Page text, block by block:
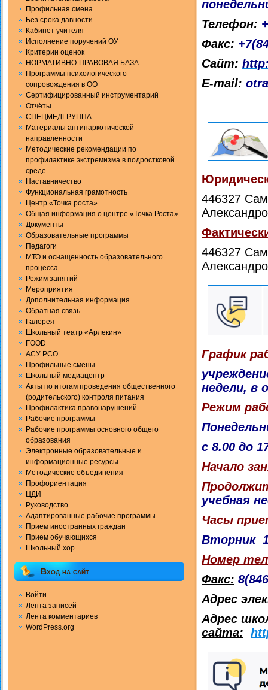
Профильная смена
Без срока давности
Кабинет учителя
Исполнение поручений ОУ
Критерии оценок
НОРМАТИВНО-ПРАВОВАЯ БАЗА
Программы психологического
сопровождения в ОО
Сертифицированный инструментарий
Отчёты
СПЕЦМЕДГРУППА
Материалы антинаркотической
направленности
Методические рекомендации по
профилактике экстремизма в подростковой
среде
Наставничество
Функциональная грамотность
Центр «Точка роста»
Общая информация о центре «Точка Роста»
Документы
Образовательные программы
Педагоги
МТО и оснащенность образовательного
процесса
Режим занятий
Мероприятия
Дополнительная информация
Обратная связь
Галерея
Школьный театр «Арлекин»
FOOD
АСУ РСО
Профильные смены
Школьный медиацентр
Акты по итогам проведения общественного
(родительского) контроля питания
Профилактика правонарушений
Рабочие программы
Рабочие программы основного общего
образования
Электронные образовательные и
информационные ресурсы
Методические объединения
Профориентация
ЦДИ
Руководство
Адаптированные рабочие программы
Прием иностранных граждан
Прием обучающихся
Школьный хор
Вход на сайт
Войти
Лента записей
Лента комментариев
WordPress.org
Телефон:
Факс:
Сайт:
E-mail:
446327
446327
График
у
недели, в
Режим
с 8.00 до
Начало
учебная
Часы
Вторник
Номер
Факс:
Адрес
Адрес
сайта: